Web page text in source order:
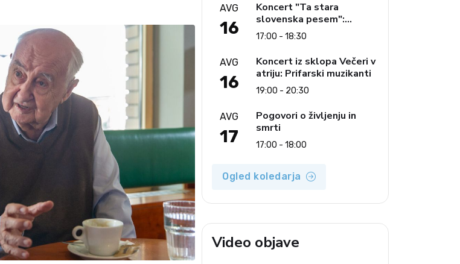
AVG
16
Koncert "Ta stara
slovenska pesem":
Ljudski pevci Jezerci
17:00 - 18:30
AVG
16
Koncert iz sklopa Večeri v
atriju: Prifarski muzikanti
19:00 - 20:30
AVG
17
Pogovori o življenju in
smrti
17:00 - 18:00
Ogled koledarja
Video objave